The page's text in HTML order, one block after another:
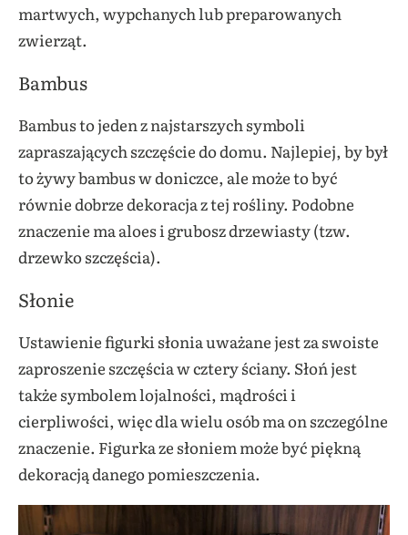
martwych, wypchanych lub preparowanych
zwierząt.
Bambus
Bambus to jeden z najstarszych symboli
zapraszających szczęście do domu. Najlepiej, by był
to żywy bambus w doniczce, ale może to być
równie dobrze dekoracja z tej rośliny. Podobne
znaczenie ma aloes i grubosz drzewiasty (tzw.
drzewko szczęścia).
Słonie
Ustawienie figurki słonia uważane jest za swoiste
zaproszenie szczęścia w cztery ściany. Słoń jest
także symbolem lojalności, mądrości i
cierpliwości, więc dla wielu osób ma on szczególne
znaczenie. Figurka ze słoniem może być piękną
dekoracją danego pomieszczenia.